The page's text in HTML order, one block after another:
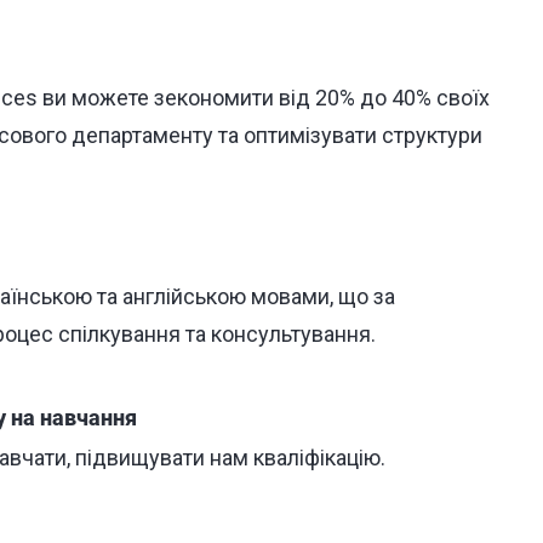
ви можете зекономити від 20% до 40% своїх
департаменту та оптимізувати структури
та англійською мовами, що за
спілкування та консультування.
на навчання
підвищувати нам кваліфікацію.